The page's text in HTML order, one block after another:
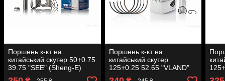
Поршень к-кт на
китайський скутер 50+0.75
39.75 "SEE" (Sheng-E)
ТАЙАН
Поршень к-кт на
китайський скутер
125+0.25 52.65 "VLAND"
(RUIMA) ТАЙАН